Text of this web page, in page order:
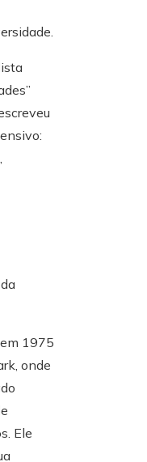
1975
onde
Ele